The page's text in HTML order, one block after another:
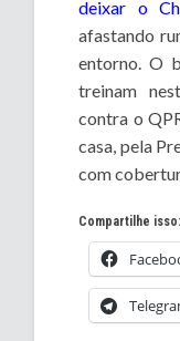
deixar o
afastando
entorno. O
treinam
contra o
casa, pela
com
Compartilhe isso: